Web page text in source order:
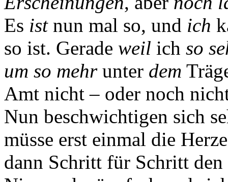
Es istnun mal so, und ich
so ist. Gerade weil ich so
um so mehrunter dem
Amt nicht – oder noch
Nun beschwichtigen sich
müsse erst einmal die
dann Schritt für Schritt